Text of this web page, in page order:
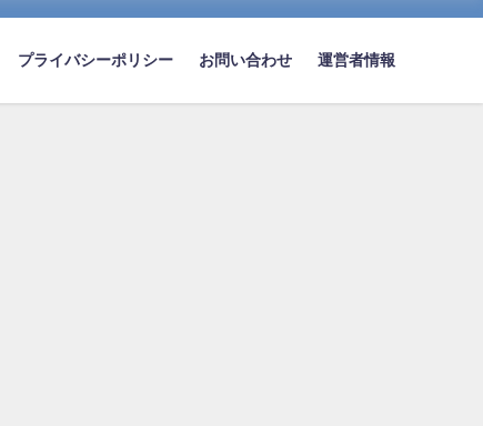
プライバシーポリシー お問い合わせ 運営者情報